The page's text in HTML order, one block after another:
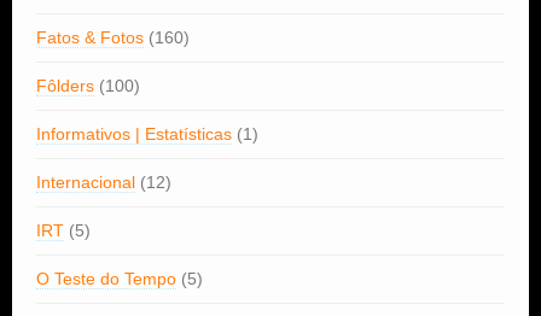
Fatos & Fotos (160)
Fôlders (100)
Informativos | Estatísticas (1)
Internacional (12)
IRT (5)
O Teste do Tempo (5)